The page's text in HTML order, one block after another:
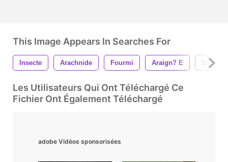
This Image Appears In Searches For
Insecte Arachnide Fourmi Araign? E Sol
Les Utilisateurs Qui Ont Téléchargé Ce
Fichier Ont Également Téléchargé
adobe Vidéos sponsorisées